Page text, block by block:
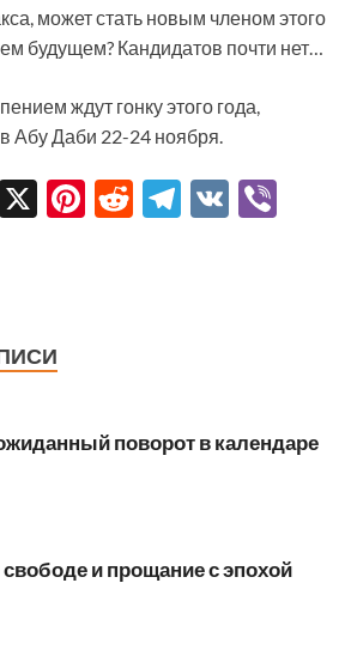
может стать новым членом этого
будущем? Кандидатов почти нет…
ждут гонку этого года,
Абу Даби 22-24 ноября.
W X
Pi R
T
V
поворот в календаре
и прощание с эпохой